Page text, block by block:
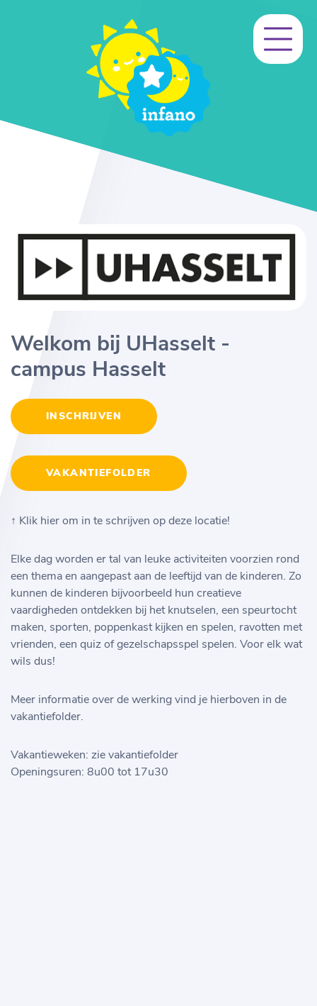
Welkom bij UHasselt -
campus Hasselt
INSCHRIJVEN
VAKANTIEFOLDER
↑ Klik hier om in te schrijven op deze locatie!
Elke dag worden er tal van leuke activiteiten voorzien rond
een thema en aangepast aan de leeftijd van de kinderen. Zo
kunnen de kinderen bijvoorbeeld hun creatieve
vaardigheden ontdekken bij het knutselen, een speurtocht
maken, sporten, poppenkast kijken en spelen, ravotten met
vrienden, een quiz of gezelschapsspel spelen. Voor elk wat
wils dus!
Meer informatie over de werking vind je hierboven in de
vakantiefolder.
Vakantieweken: zie vakantiefolder
Openingsuren: 8u00 tot 17u30